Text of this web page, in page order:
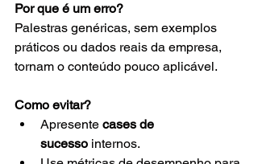
Por que é um erro?
Palestras genéricas, sem exemplos
práticos ou dados reais da empresa,
tornam o conteúdo pouco aplicável.
Como evitar?
Apresente cases de
sucesso internos.